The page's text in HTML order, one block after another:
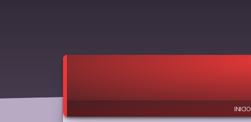
INICIO